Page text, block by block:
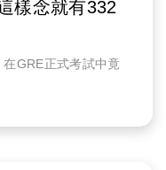
樣念就有332
GRE正式考試中竟